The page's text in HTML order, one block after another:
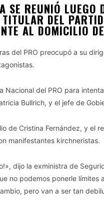
REUNIÓ LUEGO
DEL
AL DOMICILIO
del PRO preocupó a su
Nacional del PRO para
Bullrich, y el jefe de
de Cristina Fernández, y el
manifestantes kirchneristas.
dijo la exministra de
no podemos ponerle límites
pero van a ser tan